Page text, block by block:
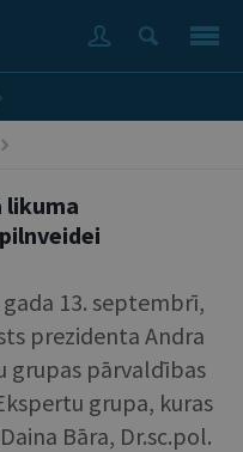
likuma
13. septembrī,
prezidenta Andra
grupas pārvaldības
grupa, kuras
Bāra, Dr.sc.pol.